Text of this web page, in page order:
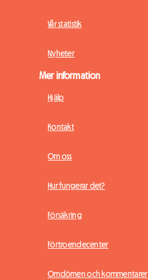
Vår statistik
Nyheter
Mer information
Hjälp
Kontakt
Om oss
Hur fungerar det?
Försäkring
Förtroendecenter
Omdömen och kommentarer